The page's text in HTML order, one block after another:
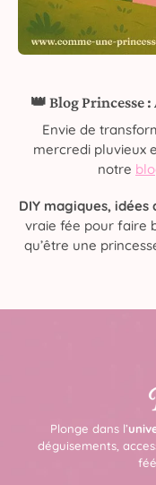
👑 Blog Princesse
Envie de
mercredi pluvieux
notre
DIY magiques,
vraie fée pour faire
qu’être une
Plonge dans l’
déguisements,